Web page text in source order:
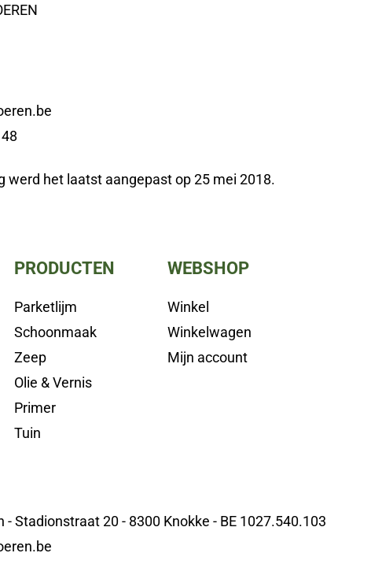
werd het laatst aangepast op 25 mei 2018.
PRODUCTEN
Parketlijm
Schoonmaak
Zeep
Olie & Vernis
Primer
Tuin
WEBSHOP
Winkel
Winkelwagen
Mijn account
Stadionstraat 20 - 8300 Knokke - BE 1027.540.103